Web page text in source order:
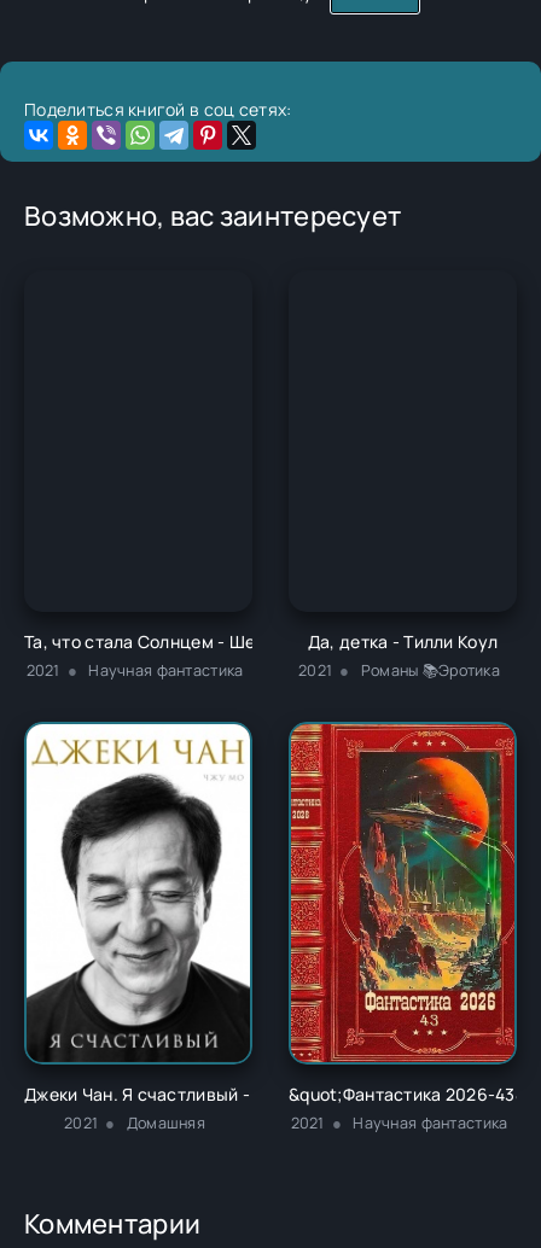
Поделиться книгой в соц сетях:
Возможно, вас заинтересует
Та, что стала Солнцем - Шелли Паркер-Чан
2021 Научная фантастика
Да, детка - Тилли Коул
2021 Романы 📚Эротика
Джеки Чан. Я счастливый - Чжу Мо
2021 Домашняя
&quot;Фантастика 2026-
2021 Научная фантастика
Комментарии